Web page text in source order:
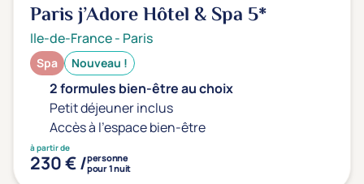
Paris j’Adore Hôtel & Spa 5*
Ile-de-France- Paris
Spa Nouveau !
2 formules bien-être au choix
Petit déjeuner inclus
Accès à l'espace bien-être
à partir de
230 € /personne
pour 1 nuit